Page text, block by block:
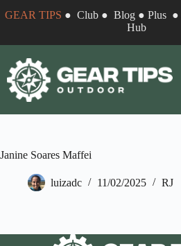
para
conteúdo
GEAR TIPS ●Club ●Blog ●Plus ●
Hub
Janine Soares Maffei
luizadc 11/02/2025 RJ